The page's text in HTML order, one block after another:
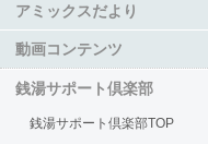
アミックスだより
動画コンテンツ
銭湯サポート倶楽部
銭湯サポート倶楽部TOP